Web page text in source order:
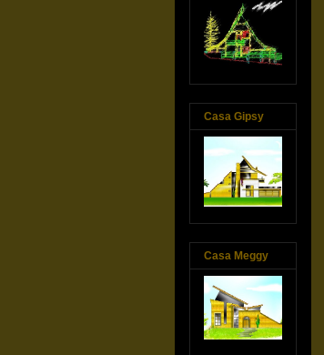
Casa Gipsy
Casa Meggy